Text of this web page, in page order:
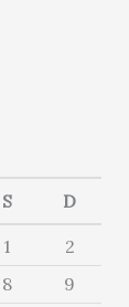
S D
1
2
8
9